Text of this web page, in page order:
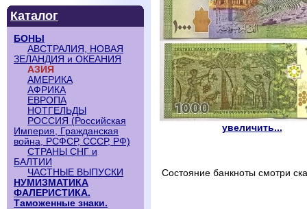
Каталог
БОНЫ
АВСТРАЛИЯ, НОВАЯ
ЗЕЛАНДИЯ и ОКЕАНИЯ
АЗИЯ
АМЕРИКА
АФРИКА
ЕВРОПА
НОТГЕЛЬДЫ
РОССИЯ (Российская
Империя, Гражданская
война, РСФСР, СССР, РФ)
СТРАНЫ СНГ и
БАЛТИИ
ЧАСТНЫЕ ВЫПУСКИ
НУМИЗМАТИКА
ФАЛЕРИСТИКА.
Таможенные знаки.
увеличить...
Состояние банкноты смотри